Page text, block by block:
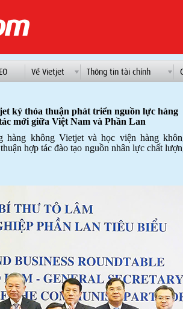
Về Vietjet Thông tin tài chính
ký thỏa thuận phát triển nguồn lực hàng
mới giữa Việt Nam và Phần Lan
hàng không Vietjet và học viện hàng
hợp tác đào tạo nguồn nhân lực chất